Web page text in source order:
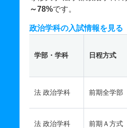
～78%です。
政治学科の入試情報を見る
学部・学科 日程方式
法 政治学科 前期全学部
法 政治学科 前期Ａ方式